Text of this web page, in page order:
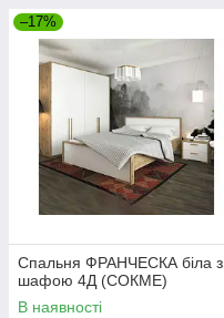
–17%
Спальня ФРАНЧЕСКА біла з
шафою 4Д (СОКМЕ)
В наявності